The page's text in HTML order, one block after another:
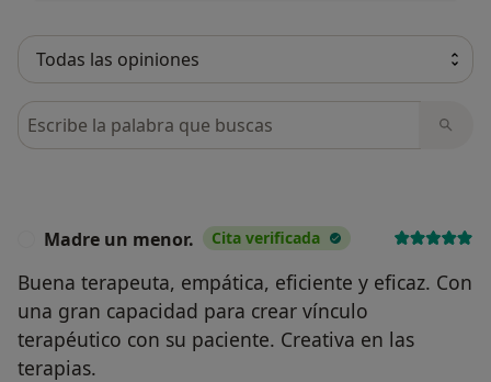
Busca en opiniones
Madre un menor. Cita verificada
Buena terapeuta, empática, eficiente y eficaz. Con
una gran capacidad para crear vínculo
terapéutico con su paciente. Creativa en las
terapias.